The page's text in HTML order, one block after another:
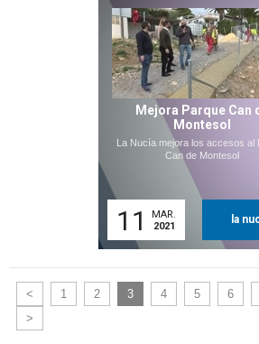
Mejora Parque Can
Montesol
La Nucía mejora los accesos al
Can de Montesol
11
MAR.
2021
la
< 1 2 3 4 5 6
>